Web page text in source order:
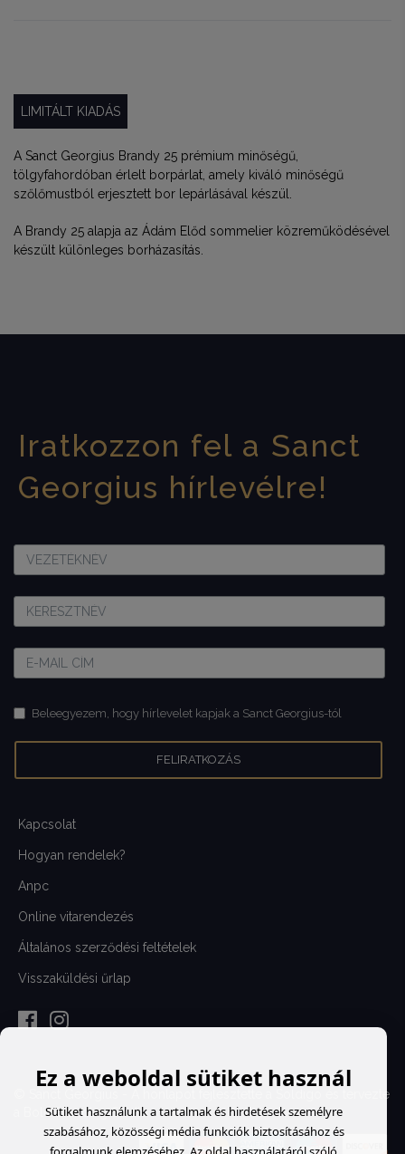
LIMITÁLT KIADÁS
A Sanct Georgius Brandy 25 prémium minőségű,
tölgyfahordóban érlelt borpárlat, amely kiváló minőségű
szőlőmustból erjesztett bor lepárlásával készül.
A Brandy 25 alapja az Ádám Előd sommelier közreműködésével
készült különleges borházasítás.
Iratkozzon fel a Sanct
Georgius hírlevélre!
Beleegyezem, hogy hírlevelet kapjak a Sanct Georgius-tól
Kapcsolat
Hogyan rendelek?
Anpc
Online vitarendezés
Általános szerződési feltételek
Visszaküldési űrlap
és tervezte
Bold Branding Studio
Ez a weboldal sütiket használ
Sütiket használunk a tartalmak és hirdetések személyre
szabásához, közösségi média funkciók biztosításához és